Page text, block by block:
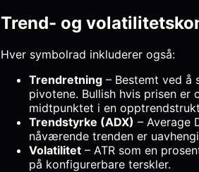
Trend- og
Hver symbolrad inkluderer også:
Trendretning – Bestemt ved å
pivotene. Bullish hvis prisen er
midtpunktet i en
Trendstyrke (ADX) – Average
nåværende trenden er
Volatilitet – ATR som en
på konfigurerbare terskler.